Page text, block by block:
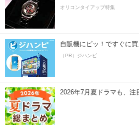
オリコンタイアップ特集
自販機にピッ！ですぐに買
（PR）ジハンピ
2026年7月夏ドラマも、注